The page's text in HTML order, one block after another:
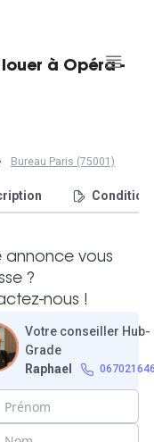
louer à Opéra -
Bureau Paris (75001)
annonce vous
?
nous !
Votre conseiller Hub-
Grade
Raphael